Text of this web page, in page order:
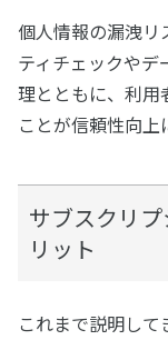
個人情報の漏洩リ
ティチェックやデ
理とともに、利用
ことが信頼性向上
サブスクリ
リット
これまで説明し